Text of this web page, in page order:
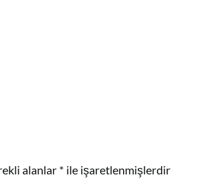
alanlar * ile işaretlenmişlerdir